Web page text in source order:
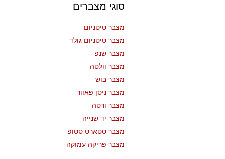
סוגי מצברים
מצבר טיטניום
מצבר טיטניום גולד
מצבר שנפ
מצבר וולטה
מצבר בוש
מצבר ניסן פאוור
מצבר ורטה
מצבר יד שנייה
מצבר סטארט סטופ
מצבר פריקה עמוקה